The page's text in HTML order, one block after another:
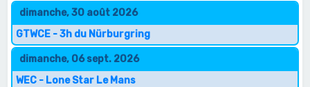
dimanche, 30 août 2026
GTWCE - 3h du Nürburgring
dimanche, 06 sept. 2026
WEC - Lone Star Le Mans